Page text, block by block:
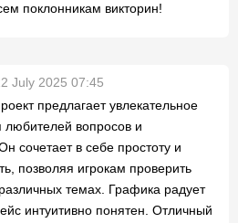
поклонникам викторин!
July 2025 07:45
предлагает увлекательное
любителей вопросов и
сочетает в себе простоту и
позволяя игрокам проверить
темах. Графика радует
интуитивно понятен. Отличный